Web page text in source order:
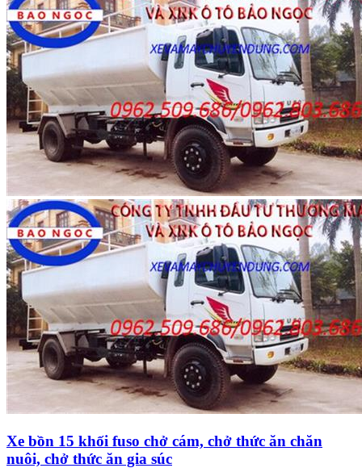
Xe bồn 15 khối fuso chở cám, chở thức ăn chăn
nuôi, chở thức ăn gia súc